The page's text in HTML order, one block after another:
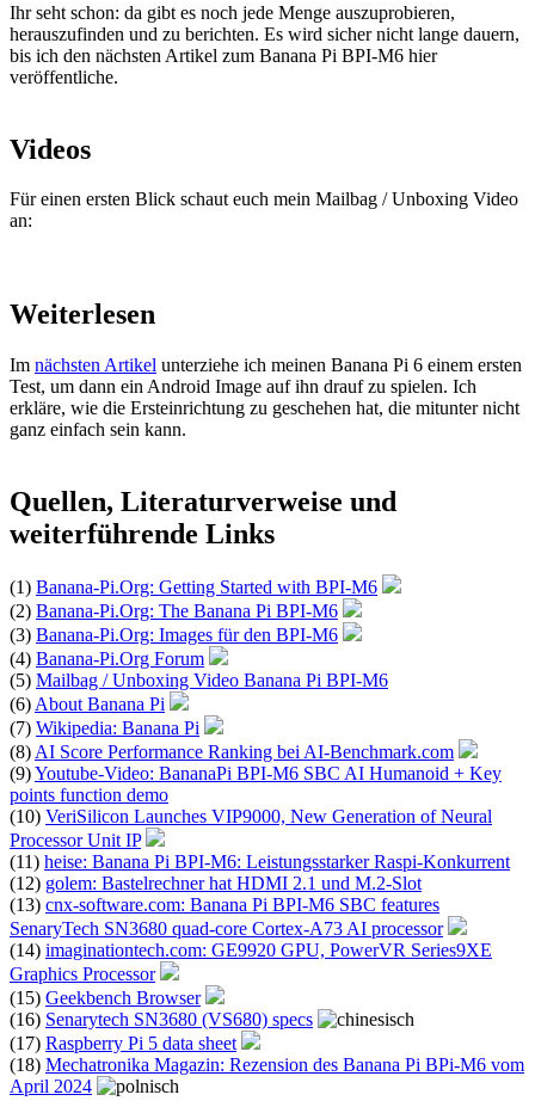
Ihr seht schon: da gibt es noch jede Menge auszuprobieren,
herauszufinden und zu berichten. Es wird sicher nicht lange dauern,
bis ich den nächsten Artikel zum Banana Pi BPI-M6 hier
veröffentliche.
Videos
Für einen ersten Blick schaut euch mein Mailbag / Unboxing Video
an:
Weiterlesen
Im nächsten Artikel unterziehe ich meinen Banana Pi 6 einem ersten
Test, um dann ein Android Image auf ihn drauf zu spielen. Ich
erkläre, wie die Ersteinrichtung zu geschehen hat, die mitunter nicht
ganz einfach sein kann.
Quellen, Literaturverweise und
weiterführende Links
(1) Banana-Pi.Org: Getting Started with BPI-M6
(2) Banana-Pi.Org: The Banana Pi BPI-M6
(3) Banana-Pi.Org: Images für den BPI-M6
(4) Banana-Pi.Org Forum
(5) Mailbag / Unboxing Video Banana Pi BPI-M6
(6) About Banana Pi
(7) Wikipedia: Banana Pi
(8) AI Score Performance Ranking bei AI-Benchmark.com
(9)Youtube-Video: BananaPi BPI-M6 SBC AI Humanoid + Key
points function demo
(10) VeriSilicon Launches VIP9000, New Generation of Neural
Processor Unit IP
(11) heise: Banana Pi BPI-M6: Leistungsstarker Raspi-Konkurrent
(12) golem: Bastelrechner hat HDMI 2.1 und M.2-Slot
(13) cnx-software.com: Banana Pi BPI-M6 SBC features
SenaryTech SN3680 quad-core Cortex-A73 AI processor
(14) imaginationtech.com: GE9920 GPU, PowerVR Series9XE
Graphics Processor
(15) Geekbench Browser
(16) Senarytech SN3680 (VS680) specs
(17) Raspberry Pi 5 data sheet
(18) Mechatronika Magazin: Rezension des Banana Pi BPi-M6 vom
April 2024